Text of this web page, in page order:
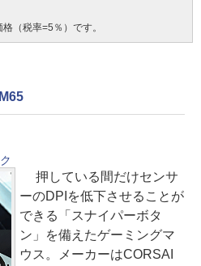
（税率=5％）です。
押している間だけセンサ
ーのDPIを低下させることが
できる「スナイパーボタ
ン」を備えたゲーミングマ
ウス。メーカーはCORSAI